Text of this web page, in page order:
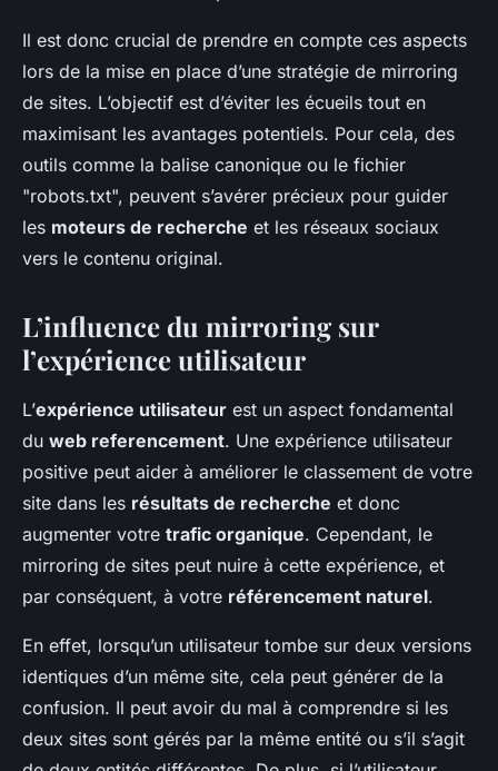
Il est donc crucial de prendre en compte ces aspects
lors de la mise en place d’une stratégie de mirroring
de sites. L’objectif est d’éviter les écueils tout en
maximisant les avantages potentiels. Pour cela, des
outils comme la balise canonique ou le fichier
"robots.txt", peuvent s’avérer précieux pour guider
les moteurs de recherche et les réseaux sociaux
vers le contenu original.
L’influence du mirroring sur
l’expérience utilisateur
L’expérience utilisateur est un aspect fondamental
du web referencement. Une expérience utilisateur
positive peut aider à améliorer le classement de votre
site dans les résultats de recherche et donc
augmenter votre trafic organique. Cependant, le
mirroring de sites peut nuire à cette expérience, et
par conséquent, à votre référencement naturel.
En effet, lorsqu’un utilisateur tombe sur deux versions
identiques d’un même site, cela peut générer de la
confusion. Il peut avoir du mal à comprendre si les
deux sites sont gérés par la même entité ou s’il s’agit